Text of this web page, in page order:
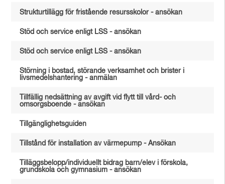
Strukturtillägg för fristående resursskolor - ansökan
Stöd och service enligt LSS - ansökan
Stöd och service enligt LSS - ansökan
Störning i bostad, störande verksamhet och brister i
livsmedelshantering - anmälan
Tillfällig nedsättning av avgift vid flytt till vård- och
omsorgsboende - ansökan
Tillgänglighetsguiden
Tillstånd för installation av värmepump - Ansökan
Tilläggsbelopp/individuellt bidrag barn/elev i förskola,
grundskola och gymnasium - ansökan